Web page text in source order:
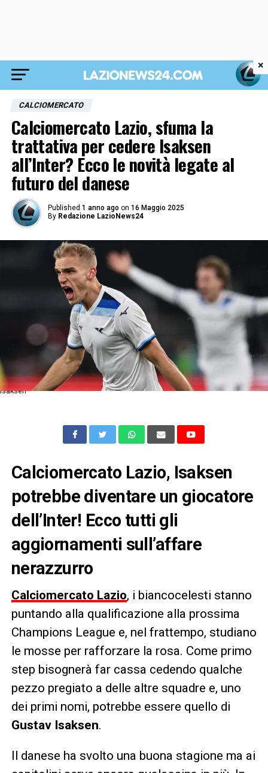
CALCIOMERCATO
Calciomercato Lazio, sfuma la
trattativa per cedere Isaksen
all’Inter? Ecco le novità legate al
futuro del danese
Published 1 anno ago on 16 Maggio 2025
By Redazione LazioNews24
Isaksen
Calciomercato Lazio, Isaksen
potrebbe diventare un giocatore
dell’Inter! Ecco tutti gli
aggiornamenti sull’affare
nerazzurro
Calciomercato Lazio, i biancocelesti stanno
puntando alla qualificazione alla prossima
Champions League e, nel frattempo, studiano
le mosse per rafforzare la rosa. Come primo
step bisognerà far cassa cedendo qualche
pezzo pregiato a delle altre squadre e, uno
dei primi nomi, potrebbe essere quello di
Gustav Isaksen.
Il danese ha svolto una buona stagione ma ai
×